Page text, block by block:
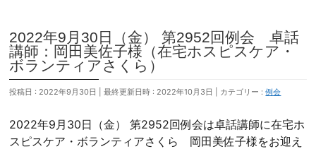
2022年9月30日（金） 第2952回例会 卓話
講師：岡田美佐子様（在宅ホスピスケア・
ボランティアさくら）
投稿日 : 2022年9月30日 最終更新日時 : 2022年10月3日 カテゴリー :例会
2022年9月30日（金） 第2952回例会は卓話講師に在宅ホ
スピスケア・ボランティアさくら 岡田美佐子様をお迎え